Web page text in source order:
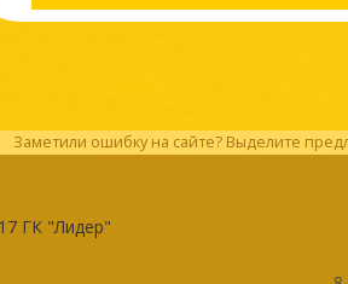
Заметили ошибку на сайте? Выделите
ГК "Лидер"